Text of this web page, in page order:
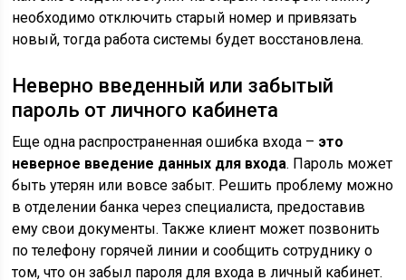
необходимо отключить старый номер и привязать
новый, тогда работа системы будет восстановлена.
Неверно введенный или забытый
пароль от личного кабинета
Еще одна распространенная ошибка входа – это
неверное введение данных для входа. Пароль может
быть утерян или вовсе забыт. Решить проблему можно
в отделении банка через специалиста, предоставив
ему свои документы. Также клиент может позвонить
по телефону горячей линии и сообщить сотруднику о
том, что он забыл пароля для входа в личный кабинет.